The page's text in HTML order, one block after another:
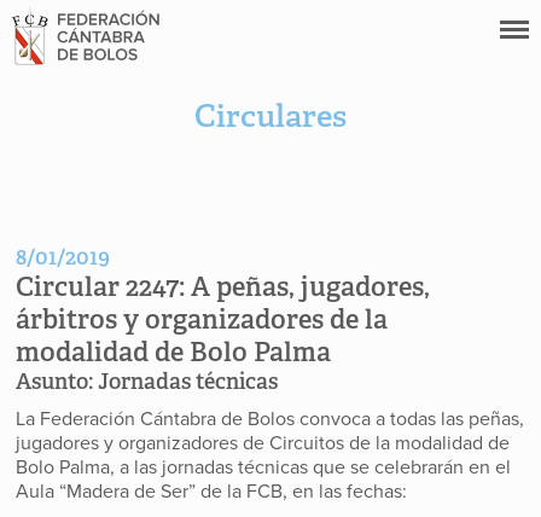
Circulares
8/01/2019
Circular 2247:A peñas, jugadores,
árbitros y organizadores de la
modalidad de Bolo Palma
Asunto:Jornadas técnicas
La Federación Cántabra de Bolos convoca a todas las peñas,
jugadores y organizadores de Circuitos de la modalidad de
Bolo Palma, a las jornadas técnicas que se celebrarán en el
Aula “Madera de Ser” de la FCB, en las fechas: